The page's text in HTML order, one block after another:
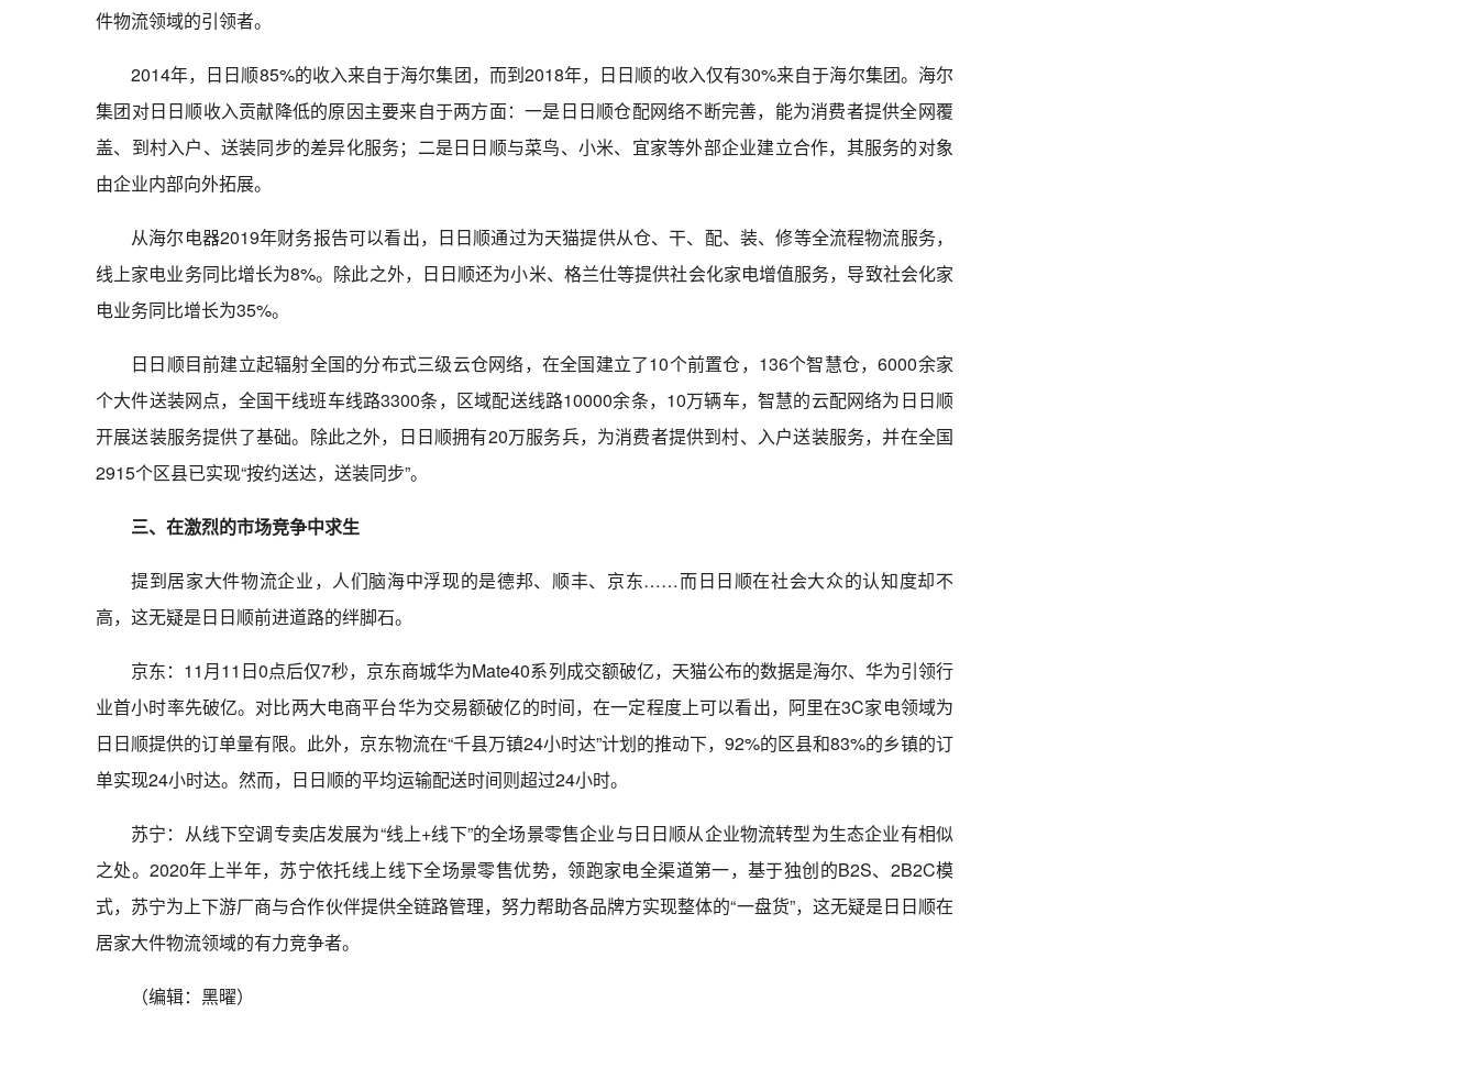
件物流领域的引领者。
2014年，日日顺85%的收入来自于海尔集团，而到2018年，日日顺的收入仅有30%来自于海尔集团。海尔
集团对日日顺收入贡献降低的原因主要来自于两方面：一是日日顺仓配网络不断完善，能为消费者提供全网覆
盖、到村入户、送装同步的差异化服务；二是日日顺与菜鸟、小米、宜家等外部企业建立合作，其服务的对象
由企业内部向外拓展。
从海尔电器2019年财务报告可以看出，日日顺通过为天猫提供从仓、干、配、装、修等全流程物流服务，
线上家电业务同比增长为8%。除此之外，日日顺还为小米、格兰仕等提供社会化家电增值服务，导致社会化家
电业务同比增长为35%。
日日顺目前建立起辐射全国的分布式三级云仓网络，在全国建立了10个前置仓，136个智慧仓，6000余家
个大件送装网点，全国干线班车线路3300条，区域配送线路10000余条，10万辆车，智慧的云配网络为日日顺
开展送装服务提供了基础。除此之外，日日顺拥有20万服务兵，为消费者提供到村、入户送装服务，并在全国
2915个区县已实现“按约送达，送装同步”。
三、在激烈的市场竞争中求生
提到居家大件物流企业，人们脑海中浮现的是德邦、顺丰、京东……而日日顺在社会大众的认知度却不
高，这无疑是日日顺前进道路的绊脚石。
京东：11月11日0点后仅7秒，京东商城华为Mate40系列成交额破亿，天猫公布的数据是海尔、华为引领行
业首小时率先破亿。对比两大电商平台华为交易额破亿的时间，在一定程度上可以看出，阿里在3C家电领域为
日日顺提供的订单量有限。此外，京东物流在“千县万镇24小时达”计划的推动下，92%的区县和83%的乡镇的订
单实现24小时达。然而，日日顺的平均运输配送时间则超过24小时。
苏宁：从线下空调专卖店发展为“线上+线下”的全场景零售企业与日日顺从企业物流转型为生态企业有相似
之处。2020年上半年，苏宁依托线上线下全场景零售优势，领跑家电全渠道第一，基于独创的B2S、2B2C模
式，苏宁为上下游厂商与合作伙伴提供全链路管理，努力帮助各品牌方实现整体的“一盘货”，这无疑是日日顺在
居家大件物流领域的有力竞争者。
（编辑：黑曜）